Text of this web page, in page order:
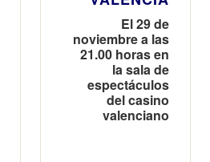
El 29 de
noviembre a las
21.00 horas en
la sala de
espectáculos
del casino
valenciano